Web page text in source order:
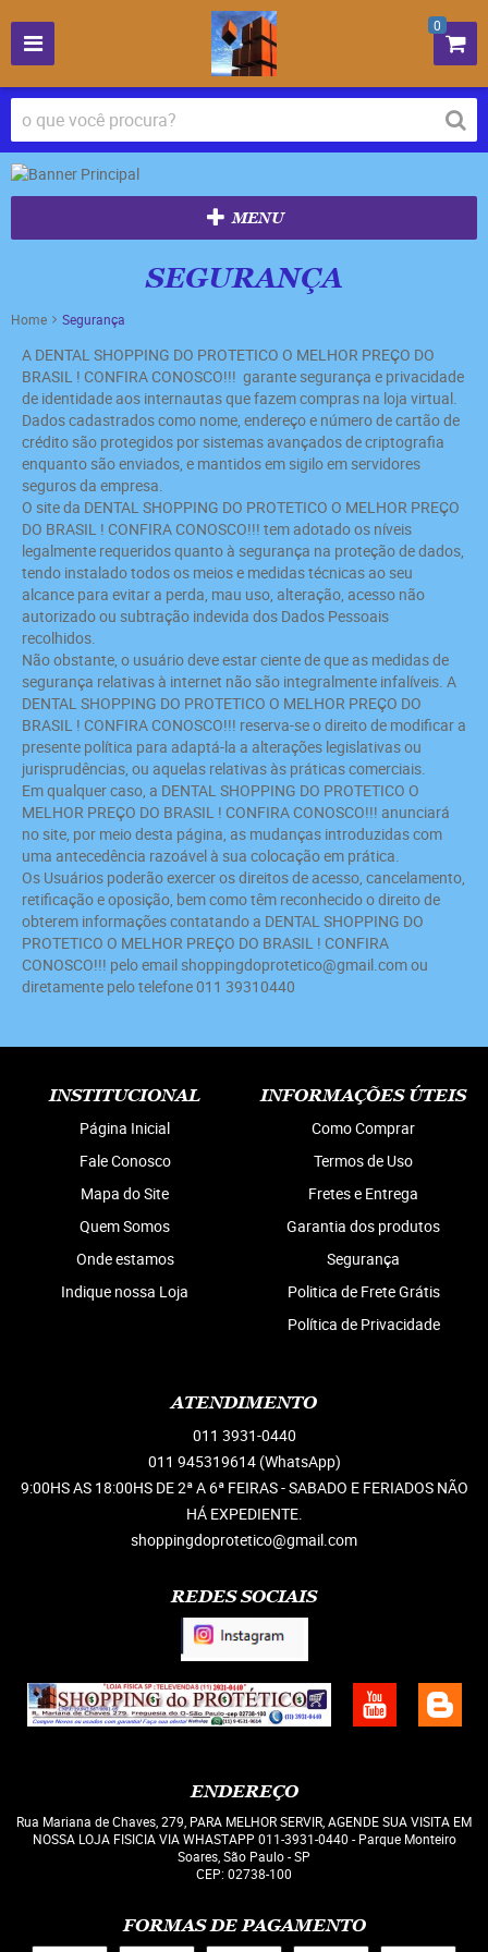
0
MENU
SEGURANÇA
Home Segurança
A DENTAL SHOPPING DO PROTETICO O MELHOR PREÇO DO
BRASIL ! CONFIRA CONOSCO!!! garante segurança e privacidade
de identidade aos internautas que fazem compras na loja virtual.
Dados cadastrados como nome, endereço e número de cartão de
crédito são protegidos por sistemas avançados de criptografia
enquanto são enviados, e mantidos em sigilo em servidores
seguros da empresa.
O site da DENTAL SHOPPING DO PROTETICO O MELHOR PREÇO
DO BRASIL ! CONFIRA CONOSCO!!! tem adotado os níveis
legalmente requeridos quanto à segurança na proteção de dados,
tendo instalado todos os meios e medidas técnicas ao seu
alcance para evitar a perda, mau uso, alteração, acesso não
autorizado ou subtração indevida dos Dados Pessoais
recolhidos.
Não obstante, o usuário deve estar ciente de que as medidas de
segurança relativas à internet não são integralmente infalíveis. A
DENTAL SHOPPING DO PROTETICO O MELHOR PREÇO DO
BRASIL ! CONFIRA CONOSCO!!! reserva-se o direito de modificar a
presente política para adaptá-la a alterações legislativas ou
jurisprudências, ou aquelas relativas às práticas comerciais.
Em qualquer caso, a DENTAL SHOPPING DO PROTETICO O
MELHOR PREÇO DO BRASIL ! CONFIRA CONOSCO!!! anunciará
no site, por meio desta página, as mudanças introduzidas com
uma antecedência razoável à sua colocação em prática.
Os Usuários poderão exercer os direitos de acesso, cancelamento,
retificação e oposição, bem como têm reconhecido o direito de
obterem informações contatando a DENTAL SHOPPING DO
PROTETICO O MELHOR PREÇO DO BRASIL ! CONFIRA
CONOSCO!!! pelo email shoppingdoprotetico@gmail.com ou
diretamente pelo telefone 011 39310440
INSTITUCIONAL
Página Inicial
Fale Conosco
Mapa do Site
Quem Somos
Onde estamos
Indique nossa Loja
INFORMAÇÕES ÚTEIS
Como Comprar
Termos de Uso
Fretes e Entrega
Garantia dos produtos
Segurança
Politica de Frete Grátis
Política de Privacidade
ATENDIMENTO
011 3931-0440
011 945319614 (WhatsApp)
9:00HS AS 18:00HS DE 2ª A 6ª FEIRAS - SABADO E FERIADOS NÃO
HÁ EXPEDIENTE.
shoppingdoprotetico@gmail.com
REDES SOCIAIS
ENDEREÇO
Rua Mariana de Chaves, 279, PARA MELHOR SERVIR, AGENDE SUA VISITA EM
NOSSA LOJA FISICIA VIA WHASTAPP 011-3931-0440 - Parque Monteiro
Soares, São Paulo-SP
CEP: 02738-100
FORMAS DE PAGAMENTO